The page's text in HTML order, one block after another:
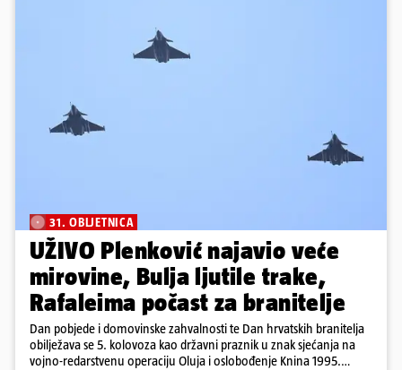
31. OBLJETNICA
UŽIVO Plenković najavio veće
mirovine, Bulja ljutile trake,
Rafaleima počast za branitelje
Dan pobjede i domovinske zahvalnosti te Dan hrvatskih branitelja
obilježava se 5. kolovoza kao državni praznik u znak sjećanja na
vojno-redarstvenu operaciju Oluja i oslobođenje Knina 1995.